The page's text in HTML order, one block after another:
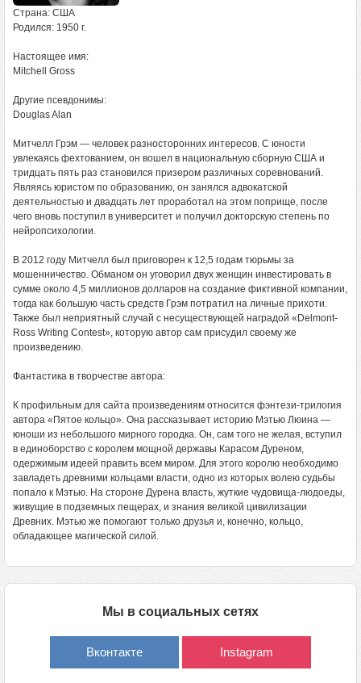
Страна: США
Родился: 1950 г.
Настоящее имя:
Mitchell Gross
Другие псевдонимы:
Douglas Alan
Митчелл Грэм — человек разносторонних интересов. С юности
увлекаясь фехтованием, он вошел в национальную сборную США и
тридцать пять раз становился призером различных соревнований.
Являясь юристом по образованию, он занялся адвокатской
деятельностью и двадцать лет проработал на этом поприще, после
чего вновь поступил в университет и получил докторскую степень по
нейропсихологии.
В 2012 году Митчелл был приговорен к 12,5 годам тюрьмы за
мошенничество. Обманом он уговорил двух женщин инвестировать в
сумме около 4,5 миллионов долларов на создание фиктивной компании,
тогда как большую часть средств Грэм потратил на личные прихоти.
Также был неприятный случай с несуществующей наградой «Delmont-
Ross Writing Contest», которую автор сам присудил своему же
произведению.
Фантастика в творчестве автора:
К профильным для сайта произведениям относится фэнтези-трилогия
автора «Пятое кольцо». Она рассказывает историю Мэтью Люина —
юноши из небольшого мирного городка. Он, сам того не желая, вступил
в единоборство с королем мощной державы Карасом Дуреном,
одержимым идеей править всем миром. Для этого королю необходимо
завладеть древними кольцами власти, одно из которых волею судьбы
попало к Мэтью. На стороне Дурена власть, жуткие чудовища-людоеды,
живущие в подземных пещерах, и знания великой цивилизации
Древних. Мэтью же помогают только друзья и, конечно, кольцо,
обладающее магической силой.
Мы в социальных сетях
Вконтакте Instagram